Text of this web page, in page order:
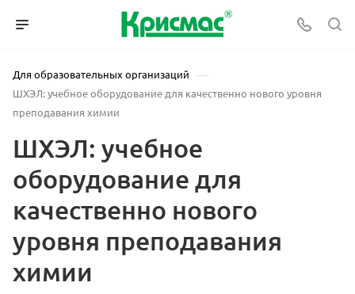
Для образовательных организаций —
ШХЭЛ: учебное оборудование для качественно нового уровня
преподавания химии
ШХЭЛ: учебное
оборудование для
качественно нового
уровня преподавания
химии